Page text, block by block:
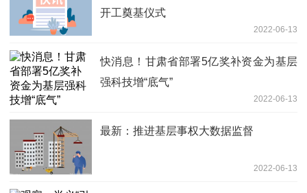
开工奠基仪式
2022-06-13
快消息！甘肃省部署5亿奖补资金为基层
强科技增“底气”
2022-06-13
最新：推进基层事权大数据监督
2022-06-13